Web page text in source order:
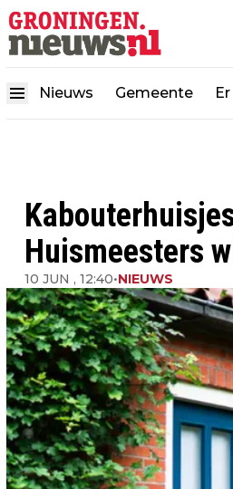
Nieuws Gemeente
Huismeesters
10 JUN , 12:40•NIEUWS